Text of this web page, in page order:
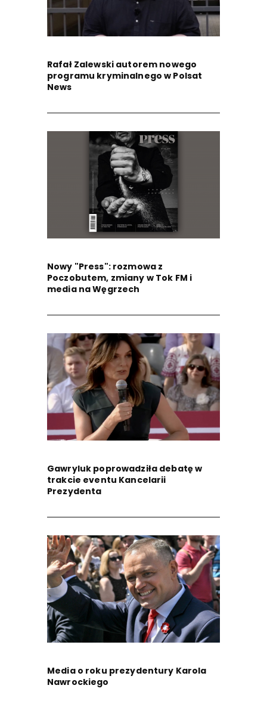
Rafał Zalewski autorem nowego
programu kryminalnego w Polsat
News
Nowy "Press": rozmowa z
Poczobutem, zmiany w Tok FM i
media na Węgrzech
Gawryluk poprowadziła debatę w
trakcie eventu Kancelarii
Prezydenta
Media o roku prezydentury Karola
Nawrockiego